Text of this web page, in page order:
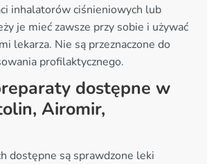
inhalatorów ciśnieniowych lub
je mieć zawsze przy sobie i używać
lekarza. Nie są przeznaczone do
profilaktycznego.
dostępne w
Airomir,
dostępne są sprawdzone leki